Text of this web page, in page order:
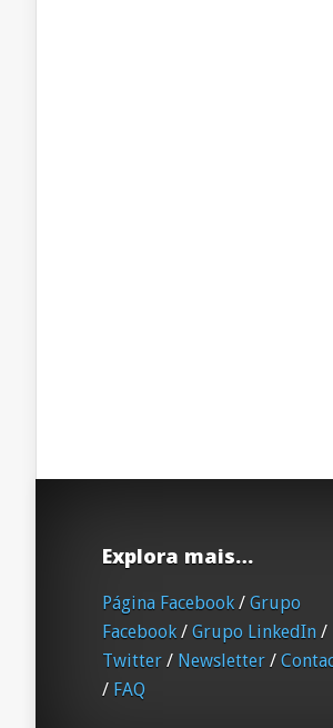
Explora mais…
Página Facebook / Grupo
Facebook / Grupo LinkedIn /
Twitter / Newsletter /
/ FAQ